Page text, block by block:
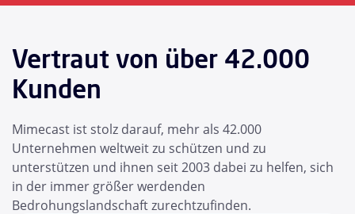
Vertraut von über 42.000
Kunden
Mimecast ist stolz darauf, mehr als 42.000
Unternehmen weltweit zu schützen und zu
unterstützen und ihnen seit 2003 dabei zu helfen, sich
in der immer größer werdenden
Bedrohungslandschaft zurechtzufinden.